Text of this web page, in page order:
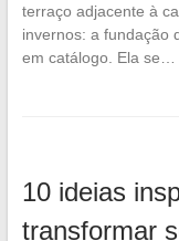
terraço adjacente à
invernos: a fundação
em catálogo. Ela se…
10 ideias
transformar